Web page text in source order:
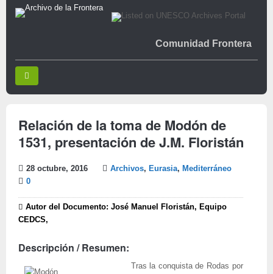
Comunidad Frontera
Relación de la toma de Modón de
1531, presentación de J.M. Floristán
28 octubre, 2016 Archivos, Eurasia, Mediterráneo
0
Autor del Documento: José Manuel Floristán, Equipo
CEDCS,
Descripción / Resumen:
Tras la conquista de Rodas por